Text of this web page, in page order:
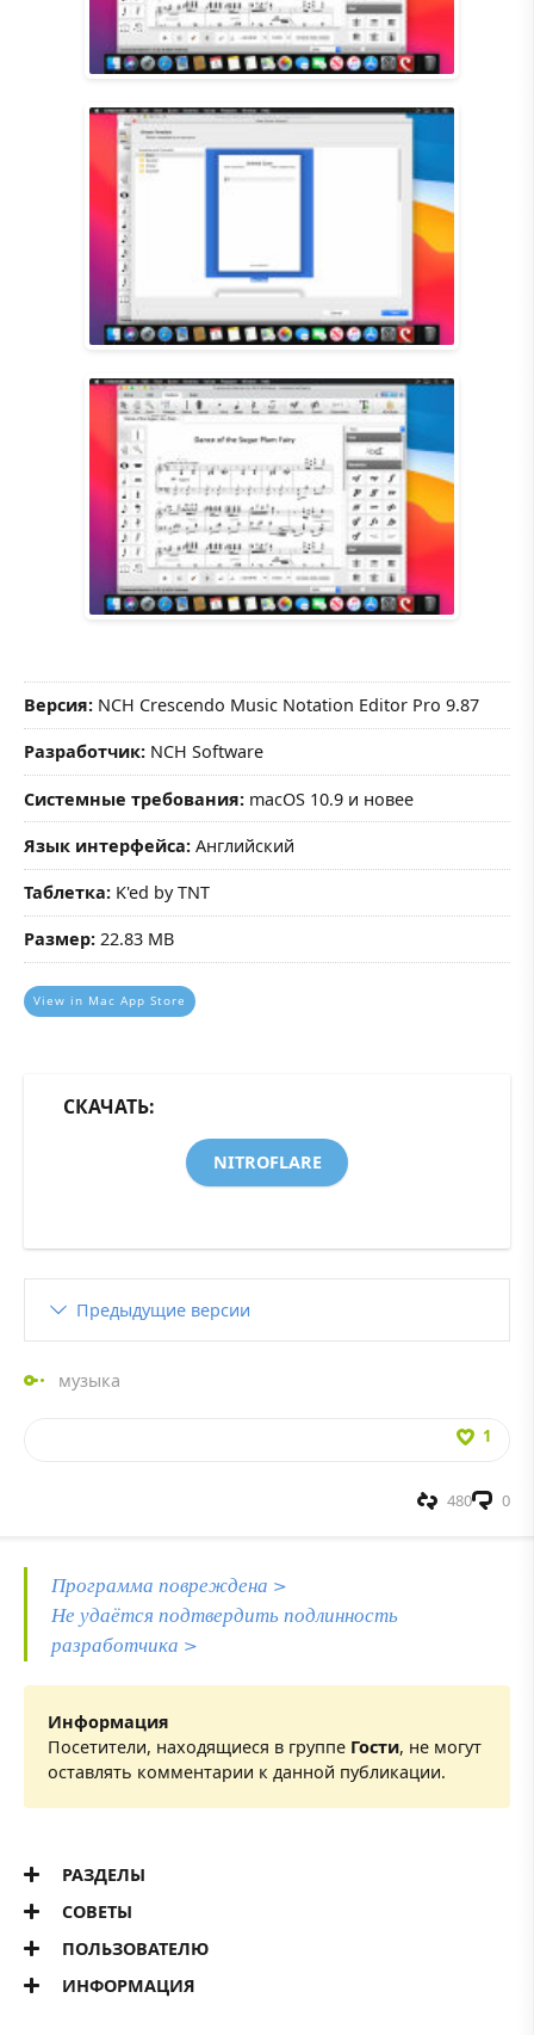
Версия: NCH Crescendo Music Notation Editor Pro 9.87
Разработчик: NCH Software
Системные требования: macOS 10.9 и новее
Язык интерфейса: Английский
Таблетка: K'ed by TNT
Размер: 22.83 MB
View in Mac App Store
СКАЧАТЬ:
NITROFLARE
Предыдущие версии
музыка
1
0
480
Программа повреждена >
Не удаётся подтвердить подлинность
разработчика >
Информация
Посетители, находящиеся в группе Гости, не могут
оставлять комментарии к данной публикации.
РАЗДЕЛЫ
СОВЕТЫ
ПОЛЬЗОВАТЕЛЮ
ИНФОРМАЦИЯ